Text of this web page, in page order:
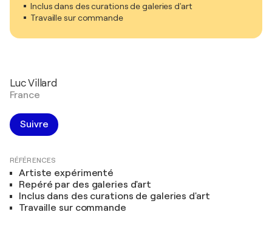
Inclus dans des curations de galeries d'art
Travaille sur commande
Luc Villard
France
Suivre
RÉFÉRENCES
Artiste expérimenté
Repéré par des galeries d'art
Inclus dans des curations de galeries d'art
Travaille sur commande